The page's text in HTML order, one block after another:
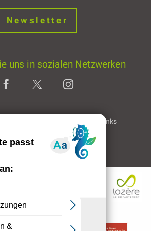
Newsletter
uns in sozialen Netzwerken
Partner & Links